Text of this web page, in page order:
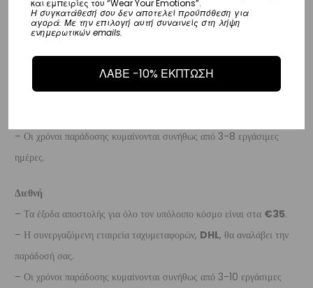
ημέρες.
Ευρώπη
– Τα έξοδα αποστολής για όλο την Ευρώπη είναι στα
– Η συνεργαζόμενη εταιρεία ταχυμεταφορών,DHL, θα αναλάβει την
– Οι χρόνοι παράδοσης κυμαίνονται συνήθως από 3-8 εργάσιμες
ημέρες.
Διεθνή
– Τα έξοδα αποστολής για όλο τον υπόλοιπο κόσμο είναι στα €35.
– Η συνεργαζόμενη εταιρεία ταχυμεταφορών, DHL, θα αναλάβει την
παράδοσή σας.
– Οι χρόνοι παράδοσης κυμαίνονται συνήθως από 3-10 εργάσιμες
και εμπειρίες του “Wear Your Emotions”.
Η συγκατάθεσή σου δεν αποτελεί προϋπόθεση για
αγορά. Με την επιλογή αυτή συναινείς στη λήψη
ενημερωτικών emails.
ΛΑΒΕ -10% ΕΚΠΤΩΣΗ